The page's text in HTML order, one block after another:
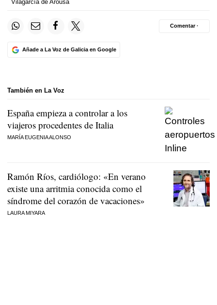
Vilagarcía de Arousa
Añade a La Voz de Galicia en Google
Comentar ·
También en La Voz
España empieza a controlar a los
viajeros procedentes de Italia
MARÍA EUGENIA ALONSO
Ramón Ríos, cardiólogo: «En verano
existe una arritmia conocida como el
síndrome del corazón de vacaciones»
LAURA MIYARA